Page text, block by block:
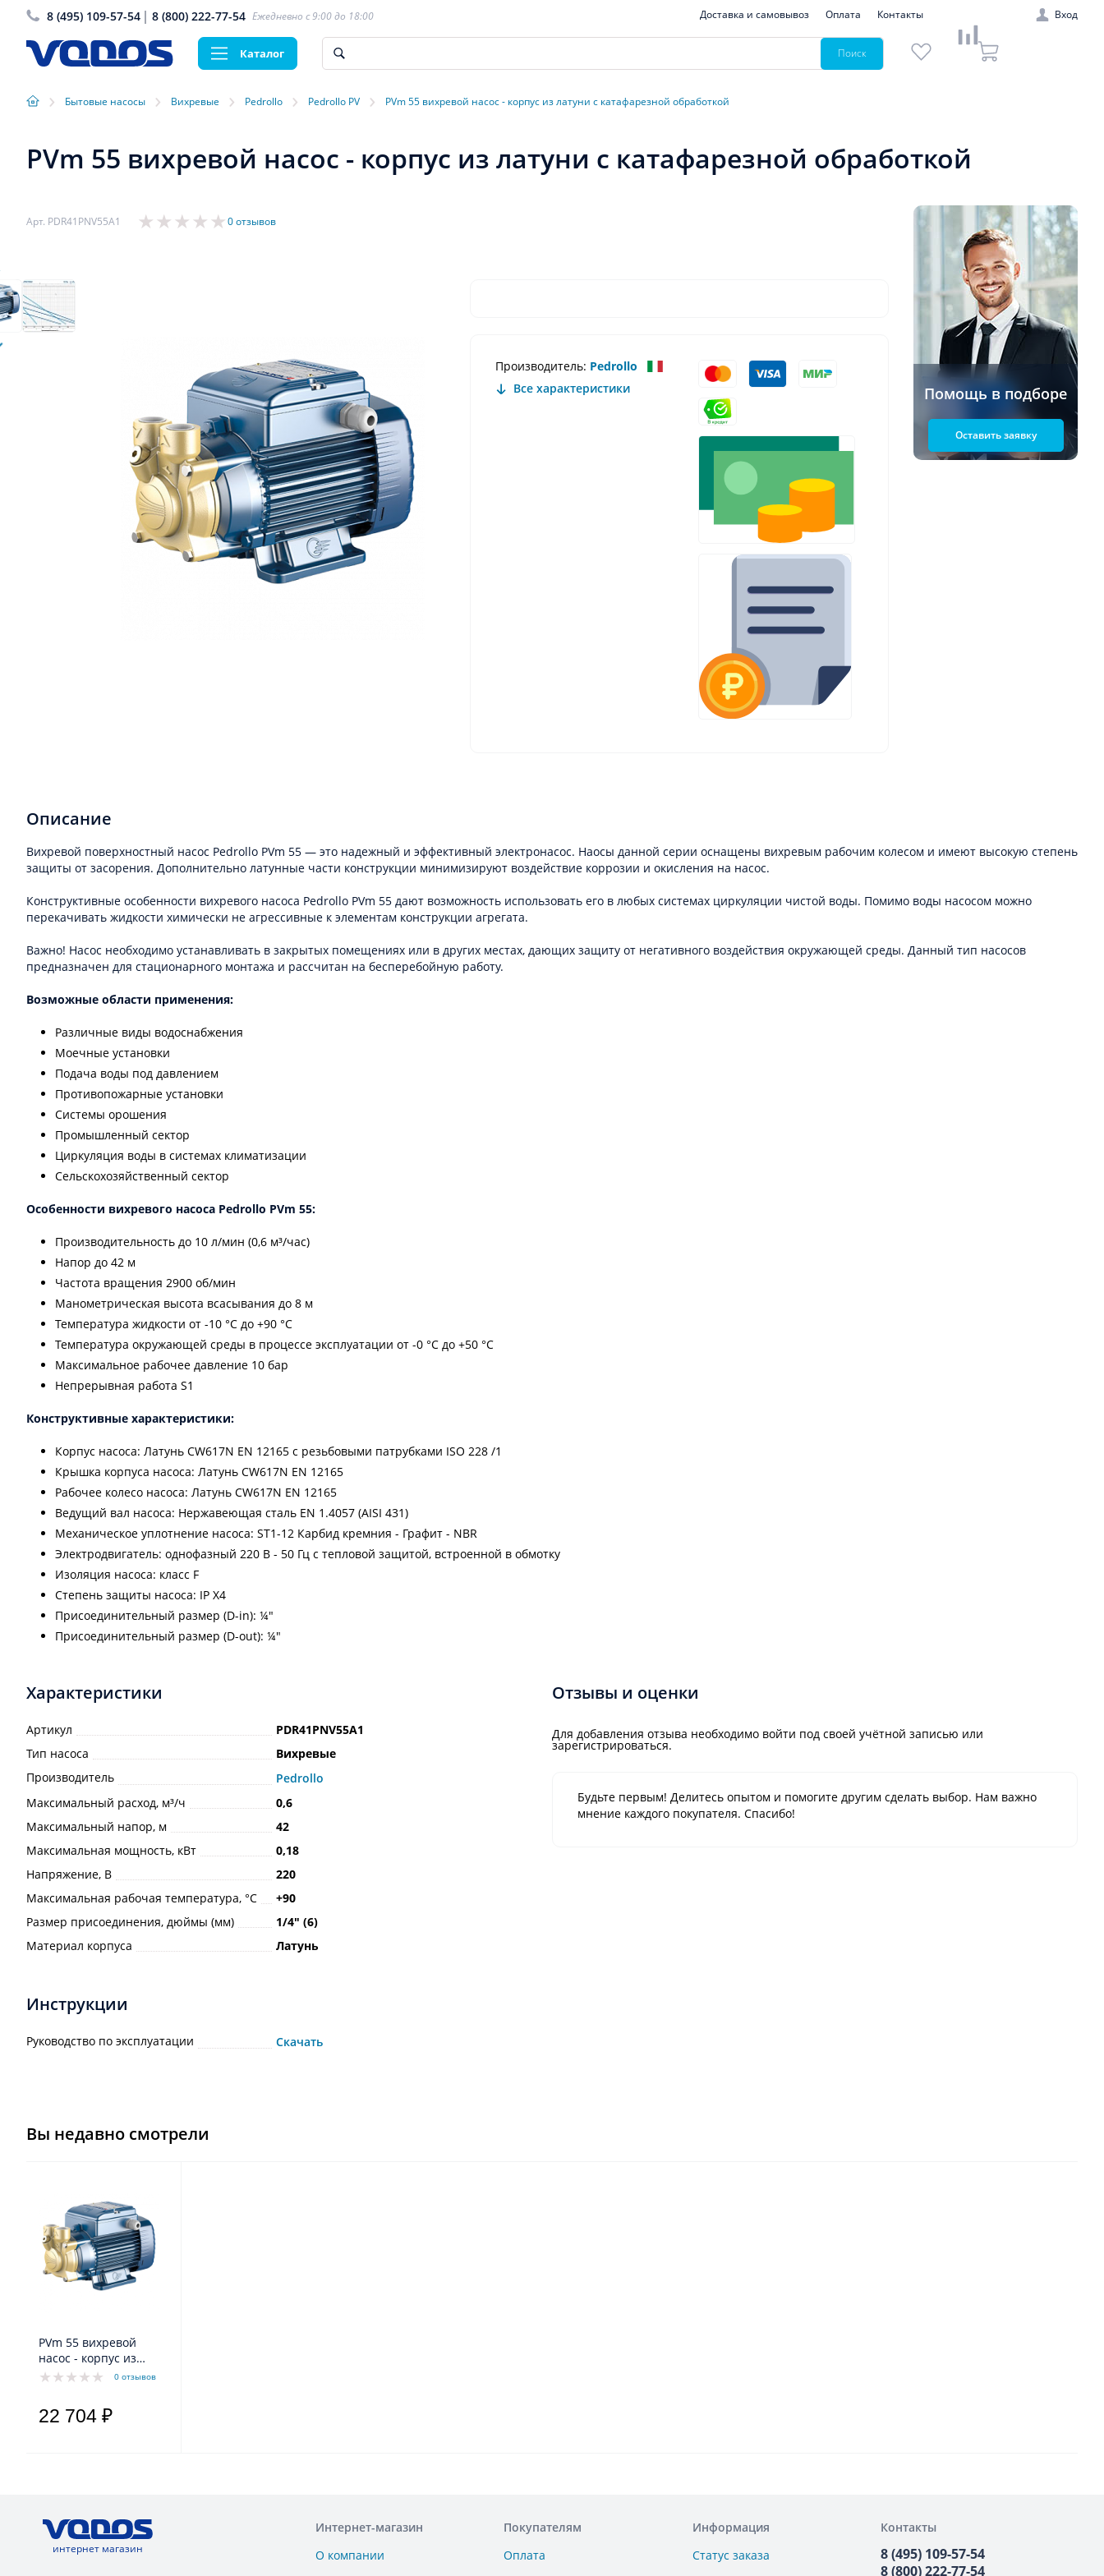
8 (495) 109-57-54 8 (800) 222-77-54 Ежедневно с 9:00 до 18:00 Доставка и самовывоз Оплата Контакты Вход
Каталог Поиск
› Бытовые насосы › Вихревые › Pedrollo › Pedrollo PV › PVm 55 вихревой насос - корпус из латуни с катафарезной обработкой
PVm 55 вихревой насос - корпус из латуни с катафарезной обработкой
Арт. PDR41PNV55A1 0 отзывов
Производитель: Pedrollo
Все характеристики
Помощь в подборе
Оставить заявку
Описание
Вихревой поверхностный насос Pedrollo PVm 55 — это надежный и эффективный электронасос. Наосы данной серии оснащены вихревым рабочим колесом и имеют высокую степень
защиты от засорения. Дополнительно латунные части конструкции минимизируют воздействие коррозии и окисления на насос.
Конструктивные особенности вихревого насоса Pedrollo PVm 55 дают возможность использовать его в любых системах циркуляции чистой воды. Помимо воды насосом можно
перекачивать жидкости химически не агрессивные к элементам конструкции агрегата.
Важно! Насос необходимо устанавливать в закрытых помещениях или в других местах, дающих защиту от негативного воздействия окружающей среды. Данный тип насосов
предназначен для стационарного монтажа и рассчитан на бесперебойную работу.
Возможные области применения:
Различные виды водоснабжения
Моечные установки
Подача воды под давлением
Противопожарные установки
Системы орошения
Промышленный сектор
Циркуляция воды в системах климатизации
Сельскохозяйственный сектор
Особенности вихревого насоса Pedrollo PVm 55:
Производительность до 10 л/мин (0,6 м³/час)
Напор до 42 м
Частота вращения 2900 об/мин
Манометрическая высота всасывания до 8 м
Температура жидкости от -10 °C до +90 °C
Температура окружающей среды в процессе эксплуатации от -0 °C до +50 °C
Максимальное рабочее давление 10 бар
Непрерывная работа S1
Конструктивные характеристики:
Корпус насоса: Латунь CW617N EN 12165 с резьбовыми патрубками ISО 228 /1
Крышка корпуса насоса: Латунь CW617N EN 12165
Рабочее колесо насоса: Латунь CW617N EN 12165
Ведущий вал насоса: Нержавеющая сталь EN 1.4057 (AISI 431)
Механическое уплотнение насоса: ST1-12 Карбид кремния - Графит - NBR
Электродвигатель: однофазный 220 В - 50 Гц с тепловой защитой, встроенной в обмотку
Изоляция насоса: класс F
Степень защиты насоса: IP Х4
Присоединительный размер (D-in): ¼"
Присоединительный размер (D-out): ¼"
Характеристики
Артикул
PDR41PNV55A1
Тип насоса
Вихревые
Производитель
Pedrollo
Максимальный расход, м³/ч
0,6
Максимальный напор, м
42
Максимальная мощность, кВт
0,18
Напряжение, В
220
Максимальная рабочая температура, °С
+90
Размер присоединения, дюймы (мм)
1/4ʺ (6)
Материал корпуса
Латунь
Инструкции
Руководство по эксплуатации Скачать
Отзывы и оценки
Для добавления отзыва необходимо войти под своей учётной записью или
зарегистрироваться.
Будьте первым! Делитесь опытом и помогите другим сделать выбор. Нам важно
мнение каждого покупателя. Спасибо!
Вы недавно смотрели
PVm 55 вихревой
насос - корпус из
латуни с
обработкой
0 отзывов
22 704 ₽
интернет магазин
Интернет-магазин
О компании
Покупателям
Оплата
Информация
Статус заказа
Контакты
8 (495) 109-57-54
8 (800) 222-77-54